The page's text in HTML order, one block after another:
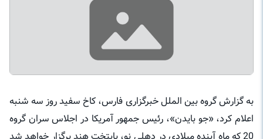
به گزارش گروه بین الملل خبرگزاری فارس، کاخ سفید روز سه شنبه
اعلام کرد، «جو بایدن»، رئیس جمهور آمریکا در اجلاس سران گروه